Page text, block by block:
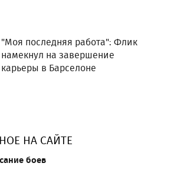
"Моя последняя работа": Флик
намекнул на завершение
карьеры в Барселоне
НА САЙТЕ
боев